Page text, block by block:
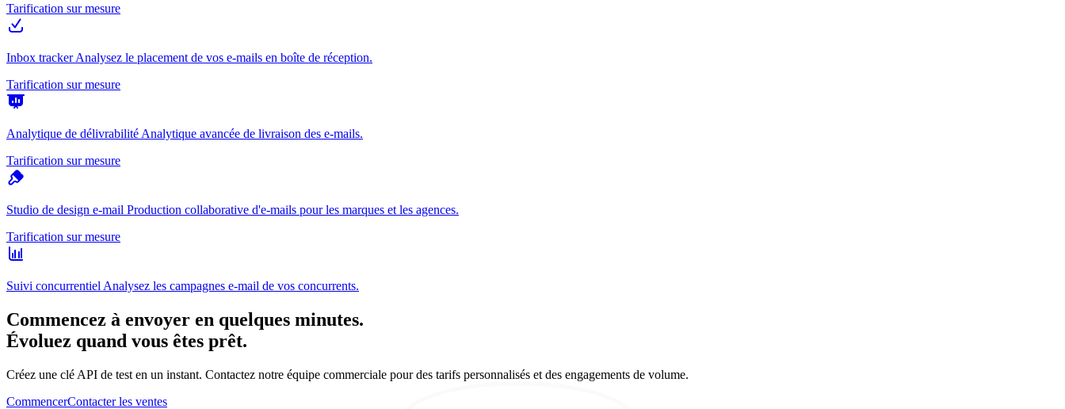
Tarification sur mesure
Inbox tracker Analysez le placement de vos e-mails en boîte de réception.
Tarification sur mesure
Analytique de délivrabilité Analytique avancée de livraison des e-mails.
Tarification sur mesure
Studio de design e-mail Production collaborative d'e-mails pour les marques et les agences.
Tarification sur mesure
Suivi concurrentiel Analysez les campagnes e-mail de vos concurrents.
Commencez à envoyer en quelques minutes.
Évoluez quand vous êtes prêt.
Créez une clé API de test en un instant. Contactez notre équipe commerciale pour des tarifs personnalisés et des engagements de volume.
CommencerContacter les ventes